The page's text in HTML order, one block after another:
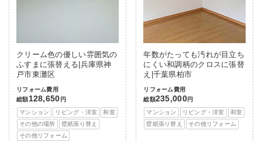
クリーム色の優しい雰囲気の
ふすまに張替える|兵庫県神
戸市東灘区
リフォーム費用
総額128,650 円
マンション
リビング・洋室
和室
その他の場所
壁紙張り替え
その他リフォーム
年数がたっても汚れが目立ち
にくい和調柄のクロスに張替
え|千葉県柏市
リフォーム費用
総額235,000円
マンション
リビング・洋室
和室
壁紙張り替え
その他リフォーム